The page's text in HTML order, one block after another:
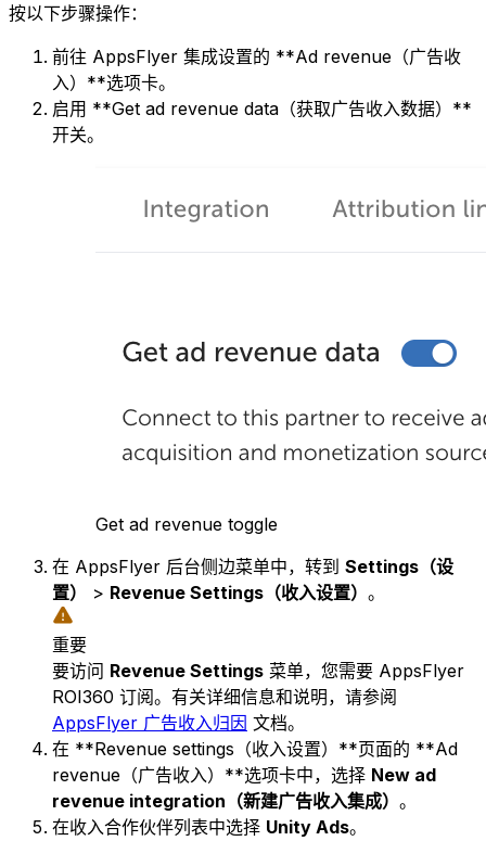
按以下步骤操作：
前往 AppsFlyer 集成设置的 **Ad revenue（广告收
入）**选项卡。
启用 **Get ad revenue data（获取广告收入数据）**
开关。
Get ad revenue toggle
在 AppsFlyer 后台侧边菜单中，转到 Settings（设
置）
> Revenue Settings（收入设置） 。
重要
要访问 Revenue Settings 菜单，您需要 AppsFlyer
ROI360 订阅。有关详细信息和说明，请参阅
AppsFlyer 广告收入归因 文档。
在 **Revenue settings（收入设置）**页面的 **Ad
revenue（广告收入）**选项卡中，选择 New ad
revenue integration（新建广告收入集成） 。
在收入合作伙伴列表中选择 Unity Ads。